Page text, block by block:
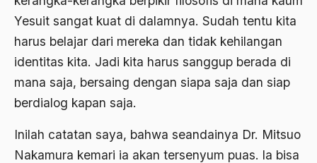
Yesuit sangat kuat di dalamnya. Sudah tentu kita
harus belajar dari mereka dan tidak kehilangan
identitas kita. Jadi kita harus sanggup berada di
mana saja, bersaing dengan siapa saja dan siap
berdialog kapan saja.
Inilah catatan saya, bahwa seandainya Dr. Mitsuo
Nakamura kemari ia akan tersenyum puas. la bisa
Agamawan
Agenda Nasional
Agraria
agraris
Agus Miftah